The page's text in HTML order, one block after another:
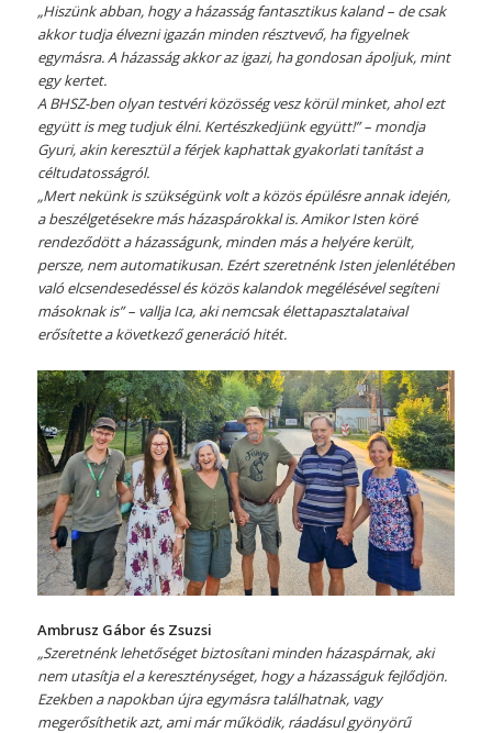
„Hiszünk abban, hogy a házasság fantasztikus kaland – de csak
akkor tudja élvezni igazán minden résztvevő, ha figyelnek
egymásra. A házasság akkor az igazi, ha gondosan ápoljuk, mint
egy kertet.
A BHSZ-ben olyan testvéri közösség vesz körül minket, ahol ezt
együtt is meg tudjuk élni. Kertészkedjünk együtt!” – mondja
Gyuri, akin keresztül a férjek kaphattak gyakorlati tanítást a
céltudatosságról.
„Mert nekünk is szükségünk volt a közös épülésre annak idején,
a beszélgetésekre más házaspárokkal is. Amikor Isten köré
rendeződött a házasságunk, minden más a helyére került,
persze, nem automatikusan. Ezért szeretnénk Isten jelenlétében
való elcsendesedéssel és közös kalandok megélésével segíteni
másoknak is” – vallja Ica, aki nemcsak élettapasztalataival
erősítette a következő generáció hitét.
Ambrusz Gábor és Zsuzsi
„Szeretnénk lehetőséget biztosítani minden házaspárnak, aki
nem utasítja el a kereszténységet, hogy a házasságuk fejlődjön.
Ezekben a napokban újra egymásra találhatnak, vagy
megerősíthetik azt, ami már működik, ráadásul gyönyörű